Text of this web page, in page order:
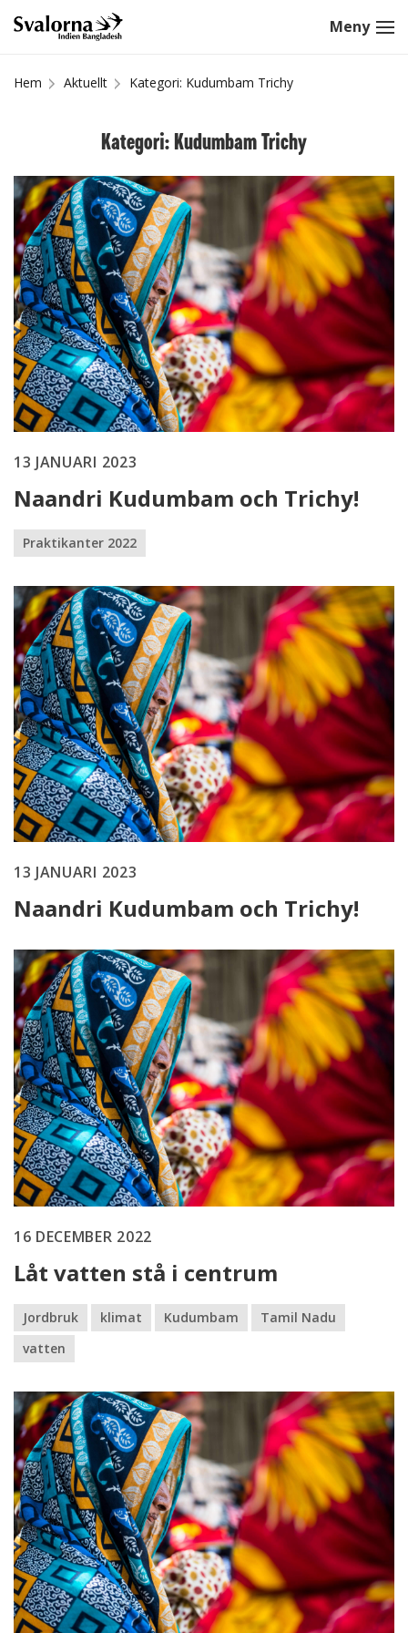
Hem Aktuellt Kategori: Kudumbam Trichy
Kategori: Kudumbam Trichy
13 JANUARI 2023
Naandri Kudumbam och Trichy!
Praktikanter 2022
13 JANUARI 2023
Naandri Kudumbam och Trichy!
16 DECEMBER 2022
Låt vatten stå i centrum
Jordbruk klimat Kudumbam
Tamil Nadu
vatten